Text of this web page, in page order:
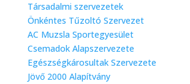
Társadalmi szervezetek
Önkéntes Tűzoltó Szervezet
AC Muzsla Sportegyesület
Csemadok Alapszervezete
Egészségkárosultak Szervezete
Jövő 2000 Alapítvány